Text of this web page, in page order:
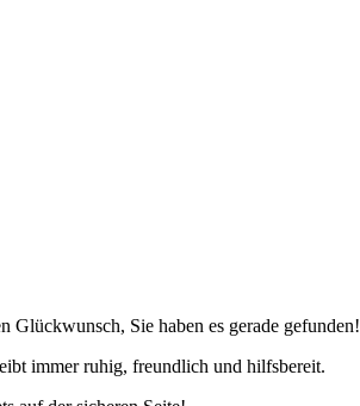
Sie haben es gerade gefunden!
immer ruhig, freundlich und hilfsbereit.